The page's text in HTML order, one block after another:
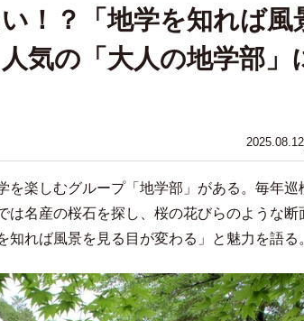
！？「地学を知れば風
気の「大人の地学部」
楽しむグループ「地学部」がある。毎年巡
は名産の桜石を探し、桜の花びらのような断
れば風景を見る目が変わる」と魅力を語る